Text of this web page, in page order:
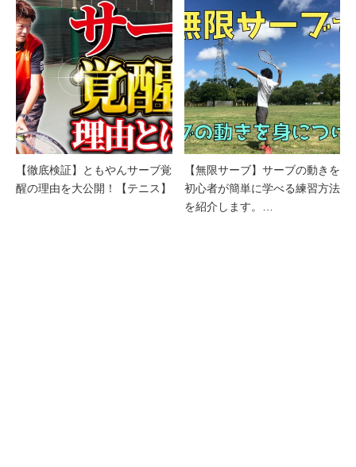
【徹底検証】ともやんサーブ覚
醒の理由を大公開！【テニス】
【無限サーブ】サーブの動きを
初心者が簡単に学べる練習方法
を紹介します。…